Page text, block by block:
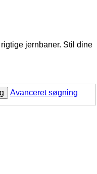
jernbaner. Stil dine
Avanceret søgning